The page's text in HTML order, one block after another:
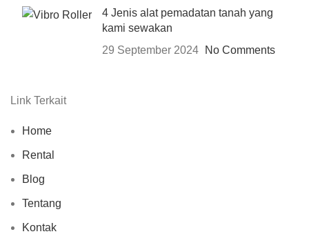
4 Jenis alat pemadatan tanah yang
kami sewakan
29 September 2024
No Comments
Link Terkait
Home
Rental
Blog
Tentang
Kontak